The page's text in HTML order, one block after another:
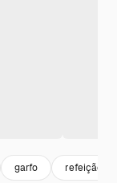
garfo refeição